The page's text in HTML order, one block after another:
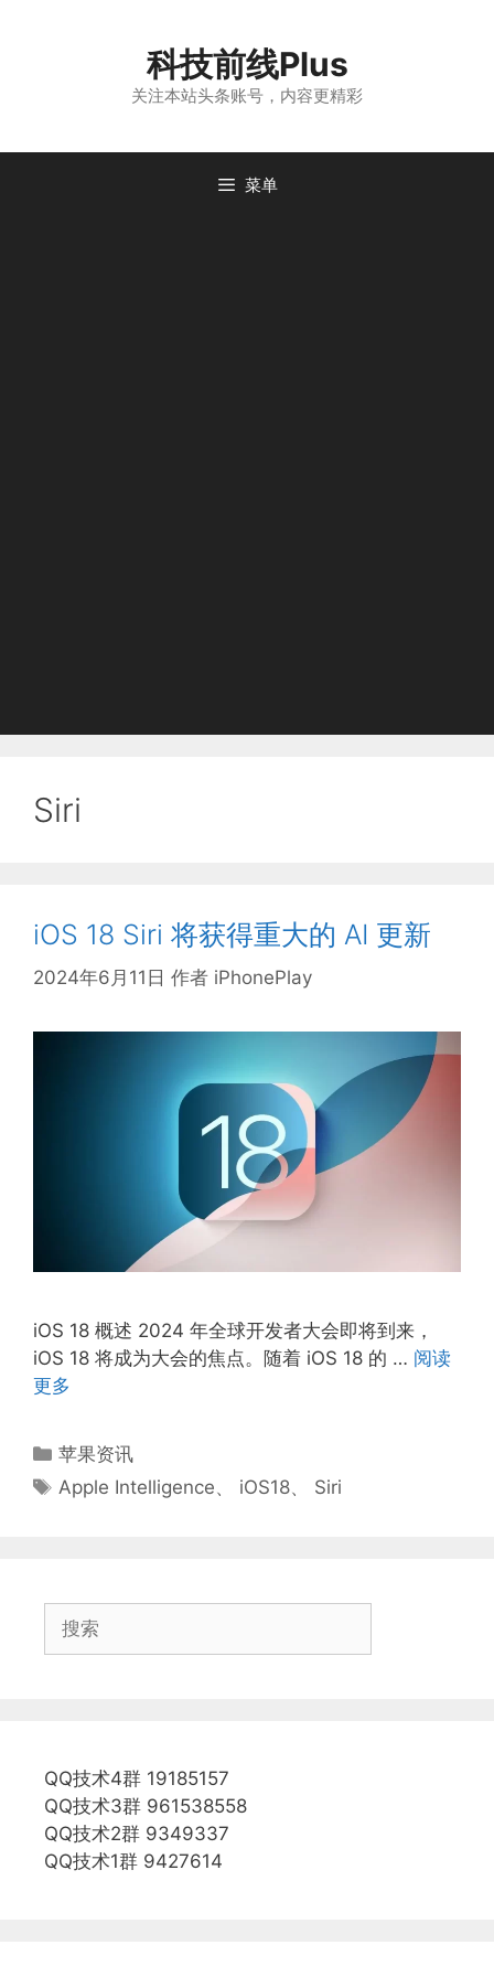
科技前线Plus
关注本站头条账号，内容更精彩
菜单
Siri
iOS 18 Siri 将获得重大的 AI 更新
2024年6月11日 作者 iPhonePlay
iOS 18 概述 2024 年全球开发者大会即将到来，
iOS 18 将成为大会的焦点。随着 iOS 18 的 … 阅读
更多
分
类
苹果资讯
标
Apple Intelligence、 iOS18、 Siri
QQ技术4群 19185157
QQ技术3群 961538558
QQ技术2群 9349337
QQ技术1群 9427614